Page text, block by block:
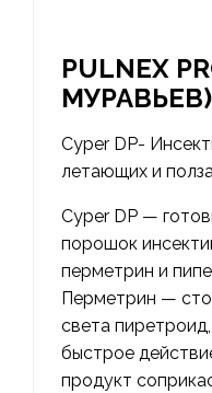
PULNEX
МУРАВЬЕВ)
Cyper DP-
летающих и
Cyper DP —
порошок
перметрин и
Перметрин —
света
быстрое
продукт